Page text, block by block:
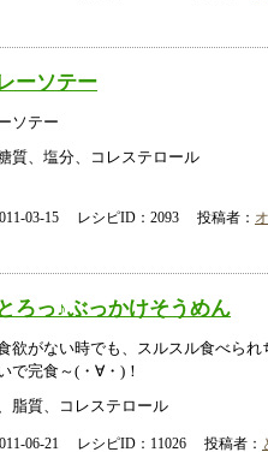
ーソテー
ソテー
質、塩分、コレステロール
03-15 レシピID：2093 投稿者：
ろっ♪ぶっかけそうめん
欲がない時でも、スルスル食べられ
で完食～(・∀・)！
、脂質、コレステロール
06-21 レシピID：11026 投稿者：